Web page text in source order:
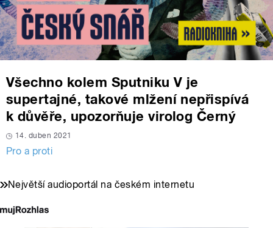
Všechno kolem Sputniku V je
supertajné, takové mlžení nepřispívá
k důvěře, upozorňuje virolog Černý
14. duben 2021
Pro a proti
Největší audioportál na českém internetu